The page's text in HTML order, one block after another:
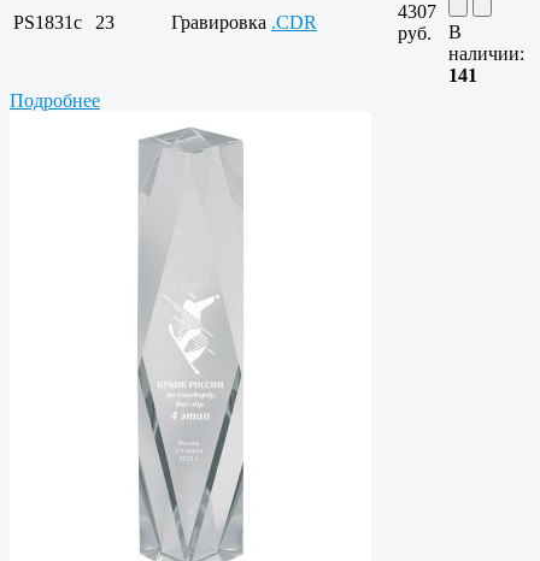
PS1831c 23 Гравировка .CDR
4307
руб.
В
наличии:
141
Подробнее